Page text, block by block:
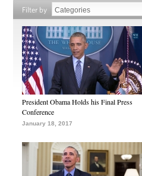
Filter by
President Obama Holds his Final Press
Conference
January 18, 2017